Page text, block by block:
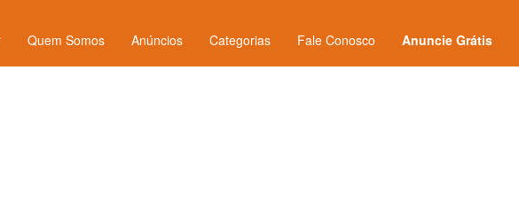
Quem Somos Anúncios Categorias Fale Conosco Anuncie Grátis